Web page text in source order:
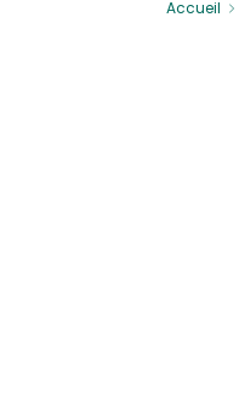
Accueil